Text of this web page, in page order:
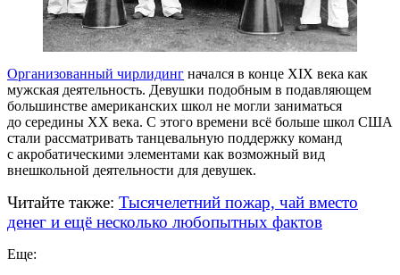
Организованный чирлидинг начался в конце XIX века как
мужская деятельность. Девушки подобным в подавляющем
большинстве американских школ не могли заниматься
до середины XX века. С этого времени всё больше школ США
стали рассматривать танцевальную поддержку команд
с акробатическими элементами как возможный вид
внешкольной деятельности для девушек.
Читайте также: Тысячелетний пожар, чай вместо
денег и ещё несколько любопытных фактов
Еще: